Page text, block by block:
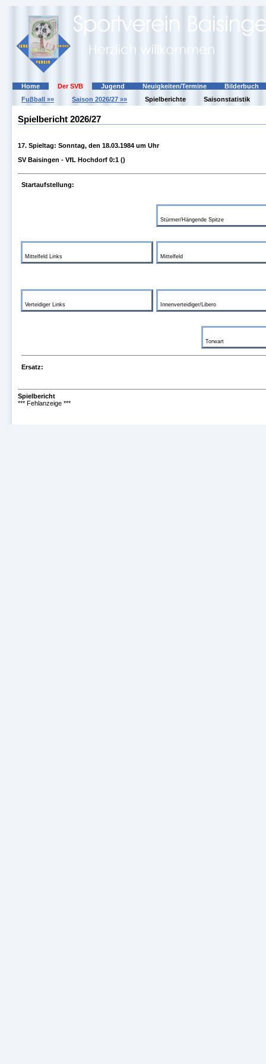
Home Der SVB Jugend Neuigkeiten/Termine
Bilderbuch
Fuβball »»
Saison 2026/27 »» Spielberichte Saisonstatistik
Spielbericht 2026/27
17. Spieltag: Sonntag, den 18.03.1984 um Uhr
SV Baisingen - VfL Hochdorf 0:1 ()
Startaufstellung:
Stürmer/Hängende Spitze
Mittelfeld Links Mittelfeld
Verteidiger Links Innenverteidiger/Libero
Torwart
Ersatz:
Spielbericht
*** Fehlanzeige ***